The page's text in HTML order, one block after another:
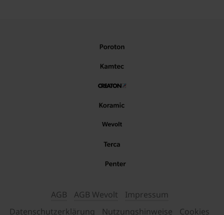
AGB AGB Wevolt
Impressum
Datenschutzerklärung
Nutzungshinweise Cookies